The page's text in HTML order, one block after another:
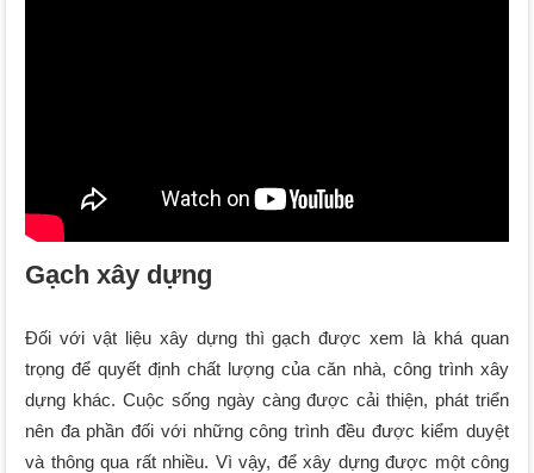
Gạch xây dựng
Đối với vật liệu xây dựng thì gạch được xem là khá quan
trọng để quyết định chất lượng của căn nhà, công trình xây
dựng khác. Cuộc sống ngày càng được cải thiện, phát triển
nên đa phần đối với những công trình đều được kiểm duyệt
và thông qua rất nhiều. Vì vậy, để xây dựng được một công